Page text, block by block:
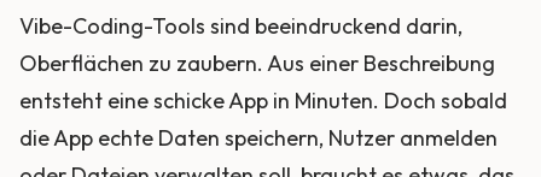
Vibe-Coding-Tools sind beeindruckend darin,
Oberflächen zu zaubern. Aus einer Beschreibung
entsteht eine schicke App in Minuten. Doch sobald
die App echte Daten speichern, Nutzer anmelden